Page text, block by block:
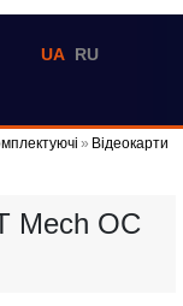
UA RU
Відеокарти
Mech OC